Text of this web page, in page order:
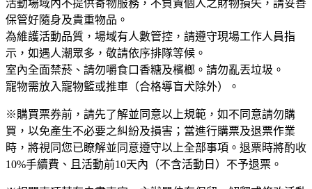
活動場域內不提供寄物服務，不負責個人之財物損失，請妥善
保管好隨身及貴重物品。
為維護活動品質，場域有人數管控，請遵守現場工作人員指
示，如遇人潮眾多，敬請依序排隊等候。
室內全面禁菸、請勿嚼食口香糖及檳榔。請勿亂丟垃圾。
寵物需放入寵物籃或推車（合格導盲犬除外）。
※購買票券前，請先了解並同意以上規範，如不同意請勿購
買，以免產生不必要之糾紛及損害；當進行購票及退票作業
時，將視同您已瞭解並同意遵守以上全部事項。退票時將酌收
10%手續費、且活動前10天內（不含活動日）不予退票。